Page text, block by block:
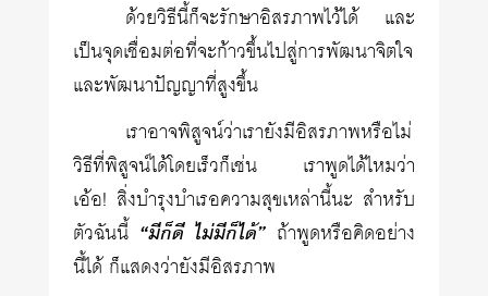
ด้วยวิธีนี้ก็จะรักษาอิสรภาพไว้ได้ และ
เป็นจุดเชื่อมต่อที่จะก้าวขึ้นไปสู่การพัฒนาจิตใจ
และพัฒนาปัญญาที่สูงขึ้น
เราอาจพิสูจน์ว่าเรายังมีอิสรภาพหรือไม่
วิธีที่พิสูจน์ได้โดยเร็วก็เช่น เราพูดได้ไหมว่า
เอ้อ! สิ่งบำรุงบำเรอความสุขเหล่านี้นะ สำหรับ
ตัวฉันนี้ “มีก็ดี ไม่มีก็ได้” ถ้าพูดหรือคิดอย่าง
นี้ได้ ก็แสดงว่ายังมีอิสรภาพ